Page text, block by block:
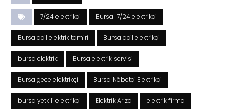
7/24 elektrikçi Bursa 7/24 elektrikçi
Bursa acil elektrik tamiri Bursa acil elektrikçi
bursa elektrik Bursa elektrik servisi
Bursa gece elektrikçi Bursa Nöbetçi Elektrikçi
bursa yetkili elektrikçi Elektrik Arıza elektrik firma